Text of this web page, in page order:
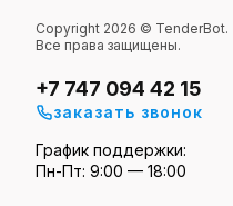
Copyright 2026 © TenderBot.
Все права защищены.
+7 747 094 42 15
заказать звонок
График поддержки:
Пн-Пт: 9:00 — 18:00